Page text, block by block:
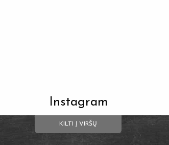
Instagram
KILTI Į VIRŠŲ